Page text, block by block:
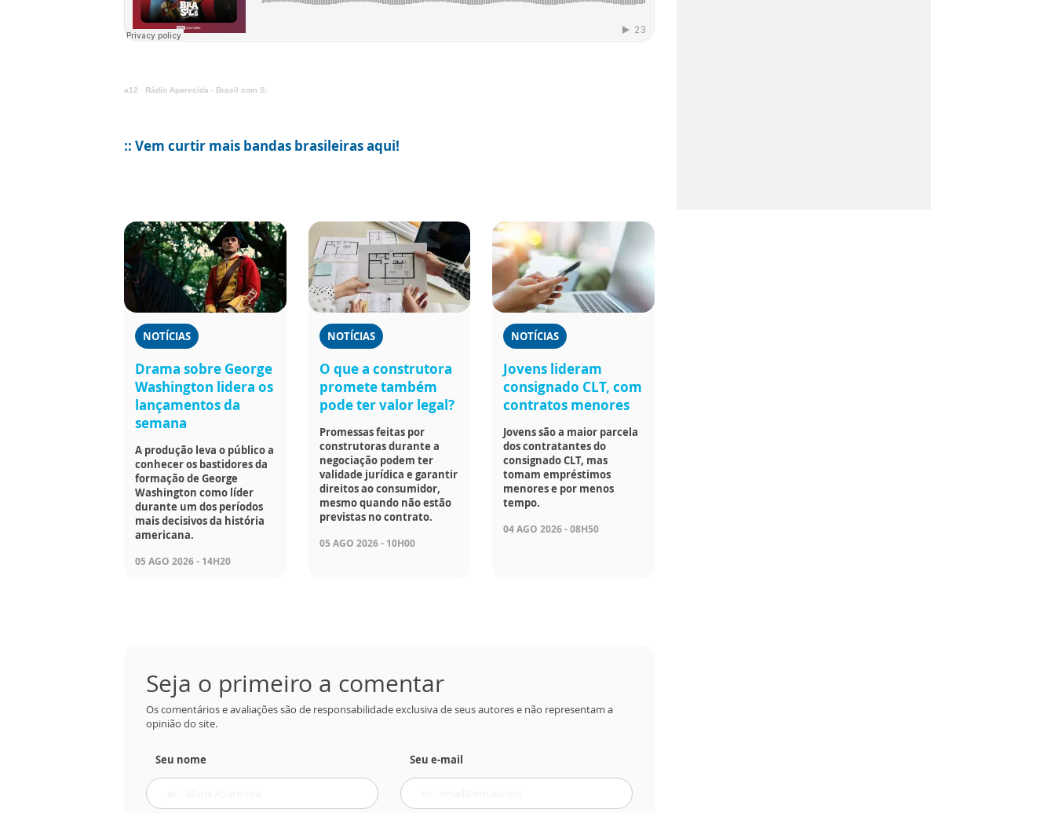
a12 · Rádio Aparecida - Brasil com S:
:: Vem curtir mais bandas brasileiras aqui!
NOTÍCIAS
Drama sobre George
Washington lidera os
lançamentos da
semana
A produção leva o público a
conhecer os bastidores da
formação de George
Washington como líder
durante um dos períodos
mais decisivos da história
americana.
05 AGO 2026 - 14H20
NOTÍCIAS
O que a construtora
promete também
pode ter valor legal?
Promessas feitas por
construtoras durante a
negociação podem ter
validade jurídica e garantir
direitos ao consumidor,
mesmo quando não estão
previstas no contrato.
05 AGO 2026 - 10H00
NOTÍCIAS
Jovens lideram
consignado CLT, com
contratos menores
Jovens são a maior parcela
dos contratantes do
consignado CLT, mas
tomam empréstimos
menores e por menos
tempo.
04 AGO 2026 - 08H50
Seja o primeiro a comentar
Os comentários e avaliações são de responsabilidade exclusiva de seus autores e não representam a
opinião do site.
Seu nome Seu e-mail